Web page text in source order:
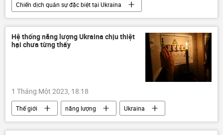
Chiến dịch quân sự đặc biệt tại Ukraina
Nga
Ukraina
Bộ Quốc phòng Nga
Quân sự
máy bay không người lái
LNR
HIMARS
Hệ thống năng lượng Ukraina chịu thiệt
hại chưa từng thấy
1 Tháng Một 2023, 18:18
Thế giới năng lượng
Ukraina
xung đột